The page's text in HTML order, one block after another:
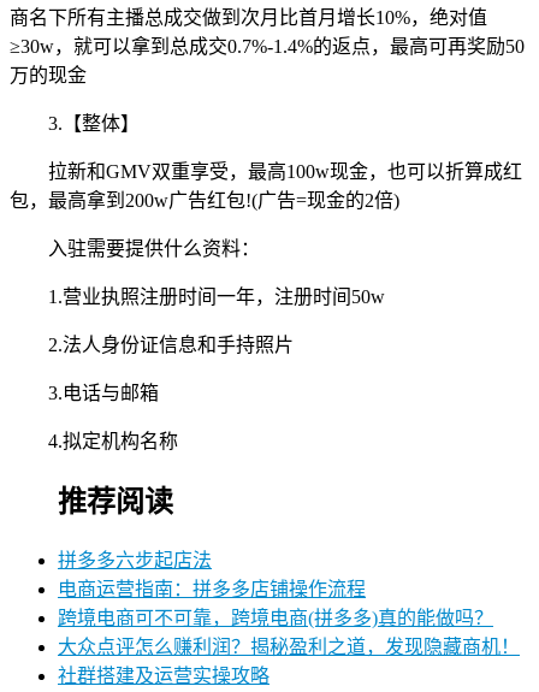
商名下所有主播总成交做到次月比首月增长10%，绝对值
≥30w，就可以拿到总成交0.7%-1.4%的返点，最高可再奖励50
万的现金
3.【整体】
拉新和GMV双重享受，最高100w现金，也可以折算成红
包，最高拿到200w广告红包!(广告=现金的2倍)
入驻需要提供什么资料：
1.营业执照注册时间一年，注册时间50w
2.法人身份证信息和手持照片
3.电话与邮箱
4.拟定机构名称
推荐阅读
拼多多六步起店法
电商运营指南：拼多多店铺操作流程
跨境电商可不可靠，跨境电商(拼多多)真的能做吗？
大众点评怎么赚利润？揭秘盈利之道，发现隐藏商机！
社群搭建及运营实操攻略